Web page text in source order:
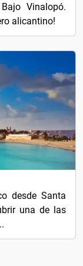
Vinalopó.
alicantino!
desde Santa
una de las